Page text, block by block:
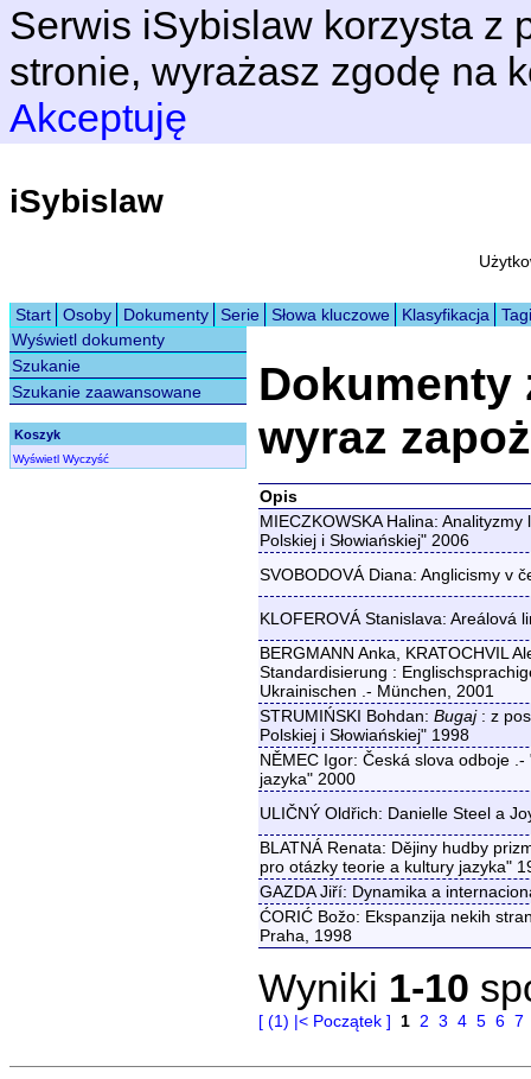
Serwis iSybislaw korzysta z
stronie, wyrażasz zgodę na
Akceptuję
iSybislaw
Start Osoby Dokumenty Serie Słowa kluczowe Klasyfikacja
Tagi
Wyświetl dokumenty
Szukanie
Szukanie zaawansowane
Koszyk
Wyświetl Wyczyść
Dokumenty
wyraz
Opis
MIECZKOWSKA Halina:
Polskiej i Słowiańskiej" 2006
SVOBODOVÁ Diana: Anglicismy v
KLOFEROVÁ Stanislava: Areálová
BERGMANN Anka, KRATOCHVIL
Standardisierung :
Ukrainischen .- München, 2001
STRUMIŃSKI Bohdan: Bugaj: z
Polskiej i Słowiańskiej" 1998
NĚMEC Igor: Česká slova odboje
jazyka" 2000
ULIČNÝ Oldřich: Danielle Steel a
BLATNÁ Renata: Dějiny hudby
pro otázky teorie a kultury jazyka"
GAZDA Jiří: Dynamika a
ĆORIĆ Božo: Ekspanzija nekih
Praha, 1998
Wyniki 1-10
[ (1) |< Początek ] 1 2 3 4 5 6 7